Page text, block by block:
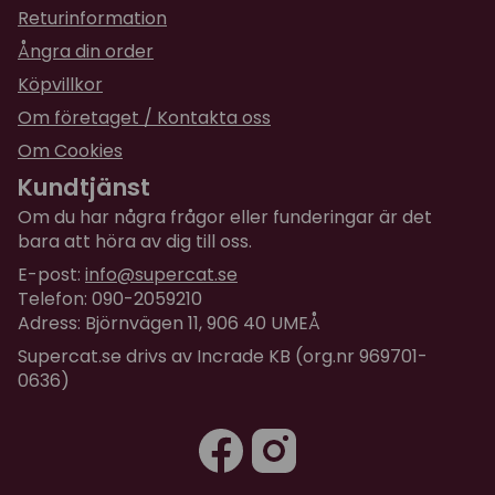
Produkten levereras i platt paket och monteras av
kund.
Observera att detta är en produkt i trä och att den
behöver underhållas vid bruk utomhus där väder
och vind utgör slitage på träet. Använd trälasyr
som är ofarlig för din katt när du behandlar
katthuset och placera gärna katthuset på en så
skyddad plats som möjligt för att förhindra
väderslitage.
Returinformation
Ångra din order
Köpvillkor
Om företaget / Kontakta oss
Om Cookies
Kundtjänst
Om du har några frågor eller funderingar är det
bara att höra av dig till oss.
E-post: info@supercat.se
Telefon: 090-2059210
Adress: Björnvägen 11, 906 40 UMEÅ
Supercat.se drivs av Incrade KB (org.nr 969701-
0636)